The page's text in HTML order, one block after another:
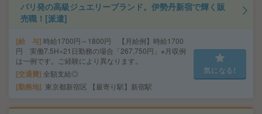
パリ発の高級ジュエリーブランド。伊勢丹新宿で輝く販
売職！[派遣]
給 与 時給1700円～1800円 【月給例】時給1700
円 実働7.5H×21日勤務の場合「267,750円」※月収例
は一例です。ご経験により異なります。
交通費 全額支給◎
勤務地 東京都新宿区 【最寄り駅】新宿駅
気になる!